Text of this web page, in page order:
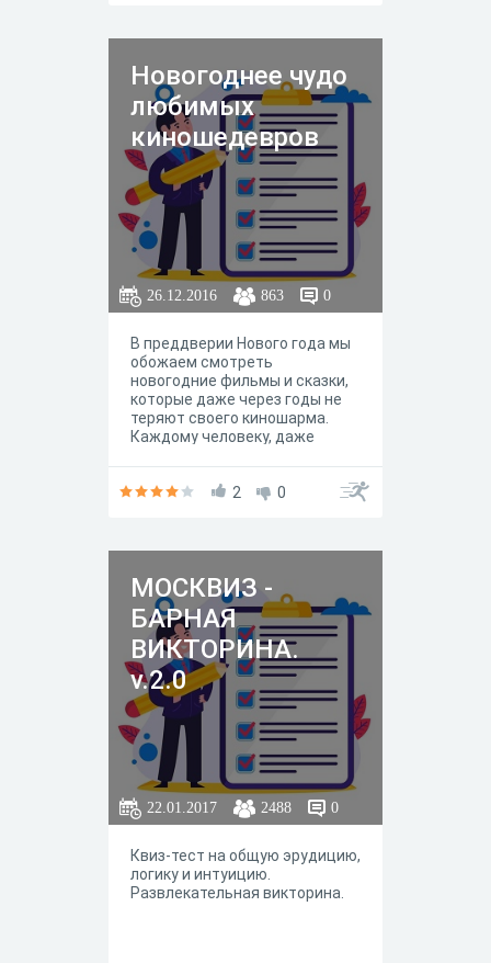
Новогоднее чудо
любимых
киношедевров
26.12.2016 863 0
В преддверии Нового года мы
обожаем смотреть
новогодние фильмы и сказки,
которые даже через годы не
теряют своего киношарма.
Каждому человеку, даже
год просто необходимо чудо,
2 0
МОСКВИЗ -
БАРНАЯ
ВИКТОРИНА.
v.2.0
22.01.2017 2488 0
Квиз-тест на общую эрудицию,
логику и интуицию.
Развлекательная викторина.